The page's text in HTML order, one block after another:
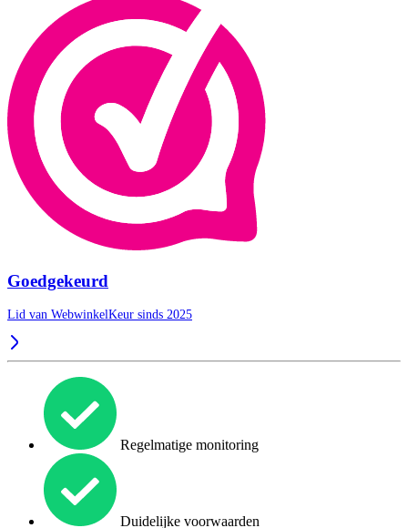
Goedgekeurd
Lid van WebwinkelKeur sinds 2025
Regelmatige monitoring
Duidelijke voorwaarden